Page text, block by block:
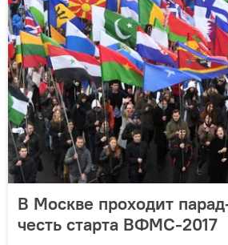
В Москве проходит
честь старта ВФМС-2017